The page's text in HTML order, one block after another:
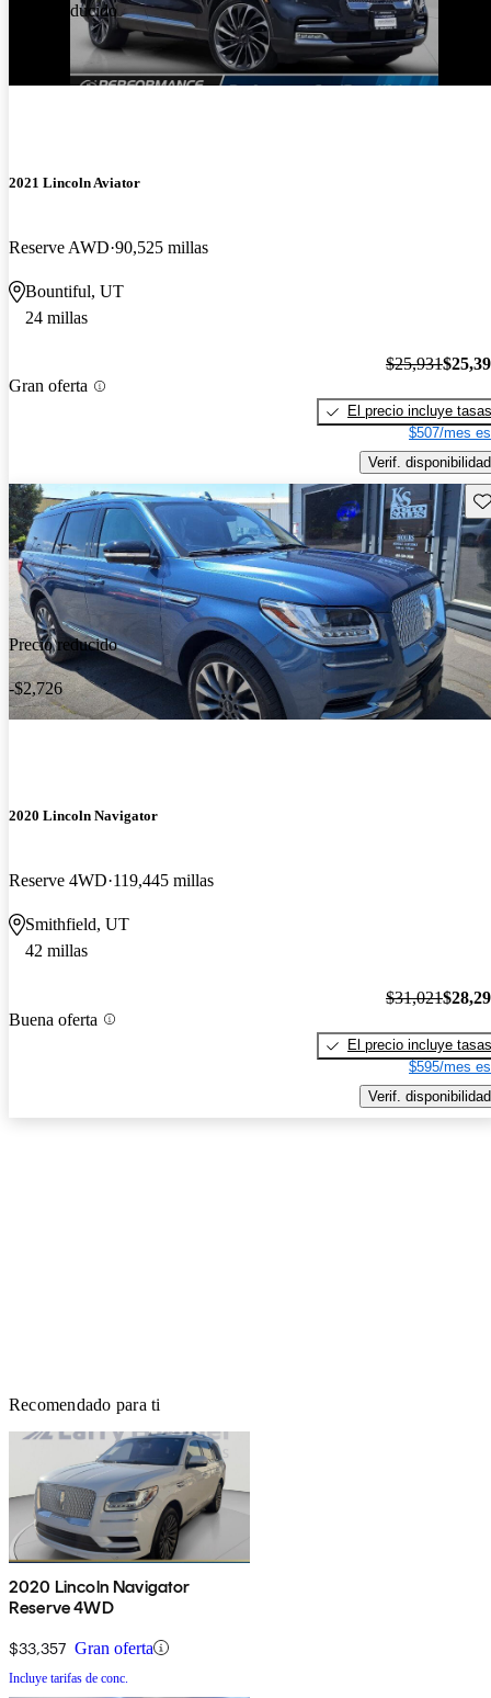
Precio reducido
2021 Lincoln Aviator
Reserve AWD 90,525 millas
Bountiful, UT
24 millas
Gran oferta
$25,931
El precio incluye tasas
$507/mes
Verif. disponibilidad
Precio reducido
-$2,726
2020 Lincoln Navigator
Reserve 4WD 119,445 millas
Smithfield, UT
42 millas
Buena oferta
$31,021
El precio incluye tasas
$595/mes
Verif. disponibilidad
Recomendado para ti
2020 Lincoln Navigator
Reserve 4WD
$33,357 Gran oferta
Incluye tarifas de conc.